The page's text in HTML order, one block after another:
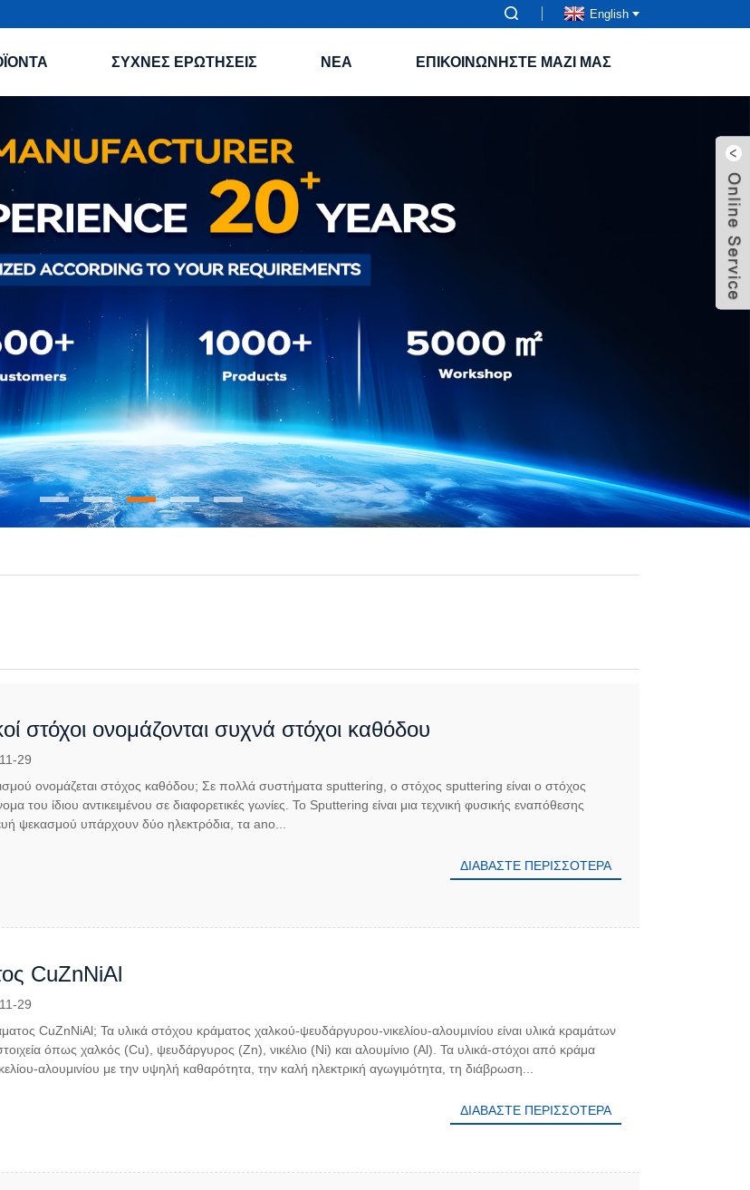
English
ΣΥΧΝΈΣ ΕΡΩΤΉΣΕΙΣ ΝΈΑ ΕΠΙΚΟΙΝΩΝΉΣΤΕ ΜΑΖΊ ΜΑΣ
στόχοι ονομάζονται συχνά στόχοι καθόδου
29
ονομάζεται στόχος καθόδου; Σε πολλά συστήματα sputtering, ο στόχος sputtering είναι ο στόχος
του ίδιου αντικειμένου σε διαφορετικές γωνίες. Το Sputtering είναι μια τεχνική φυσικής εναπόθεσης
ψεκασμού υπάρχουν δύο ηλεκτρόδια, τα ano...
ΔΙΑΒΆΣΤΕ ΠΕΡΙΣΣΌΤΕΡΑ
CuZnNiAl
29
CuZnNiAl; Τα υλικά στόχου κράματος χαλκού-ψευδάργυρου-νικελίου-αλουμινίου είναι υλικά κραμάτων
όπως χαλκός (Cu), ψευδάργυρος (Zn), νικέλιο (Ni) και αλουμίνιο (Al). Τα υλικά-στόχοι από κράμα
αλουμινίου με την υψηλή καθαρότητα, την καλή ηλεκτρική αγωγιμότητα, τη διάβρωση...
ΔΙΑΒΆΣΤΕ ΠΕΡΙΣΣΌΤΕΡΑ